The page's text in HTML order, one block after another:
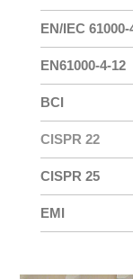
EN/IEC 61000-
EN61000-4-12
BCI
CISPR 22
CISPR 25
EMI